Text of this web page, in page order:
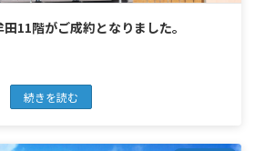
11階がご成約となりました。
続きを読む